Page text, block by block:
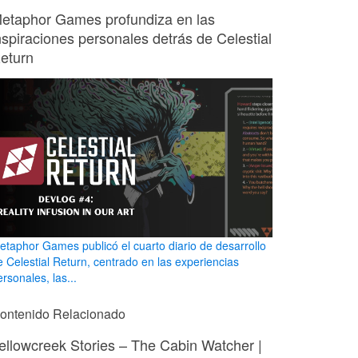
Games profundiza en las
personales detrás de Celestial
Games publicó el cuarto diario de desarrollo
Celestial Return, centrado en las experiencias
las...
Relacionado
Stories – The Cabin Watcher |